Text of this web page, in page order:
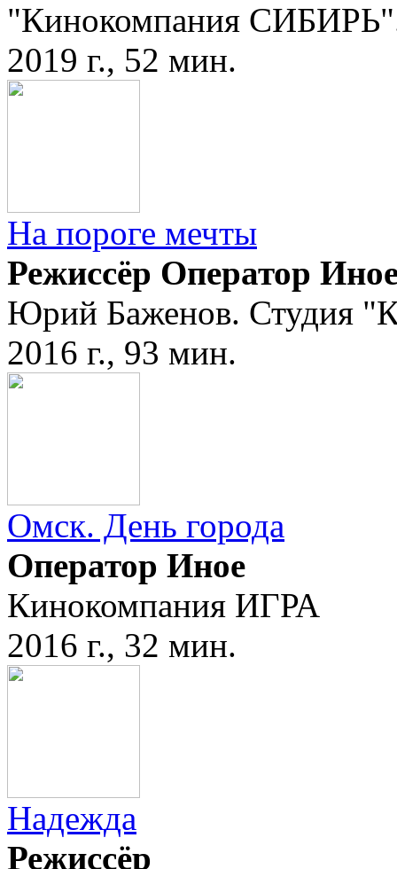
"Кинокомпания
2019 г., 52 мин.
На пороге мечты
Режиссёр Оператор
Юрий Баженов. Студия
2016 г., 93 мин.
Омск. День города
Оператор Иное
Кинокомпания ИГРА
2016 г., 32 мин.
Надежда
Режиссёр